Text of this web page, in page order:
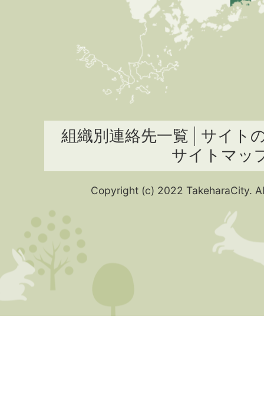
組織別連絡先一覧
サイト
サイトマッ
Copyright (c) 2022 TakeharaCity.